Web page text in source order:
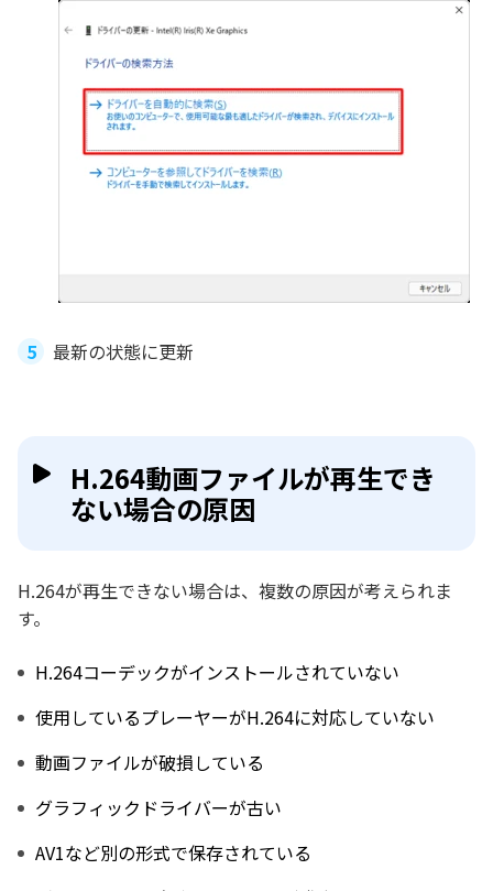
最新の状態に更新
H.264動画ファイルが再生でき
ない場合の原因
H.264が再生できない場合は、複数の原因が考えられま
す。
H.264コーデックがインストールされていない
使用しているプレーヤーがH.264に対応していない
動画ファイルが破損している
グラフィックドライバーが古い
AV1など別の形式で保存されている